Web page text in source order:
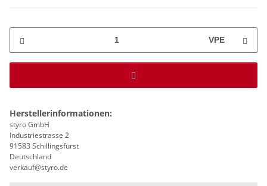
VPE
Herstellerinformationen:
styro GmbH
Industriestrasse 2
91583 Schillingsfürst
Deutschland
verkauf@styro.de